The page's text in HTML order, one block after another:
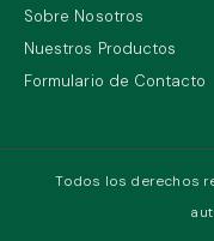
Sobre Nosotros
Nuestros Productos
Formulario de Contacto
Todos los derechos